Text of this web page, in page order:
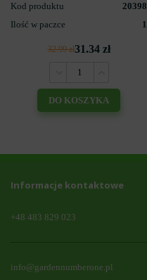
Kod produktu
20398
Ilość w paczce
1
32.99 zł31.34 zł
DO KOSZYKA
Informacje kontaktowe
+48 483 829 023
info@gardennumberone.pl